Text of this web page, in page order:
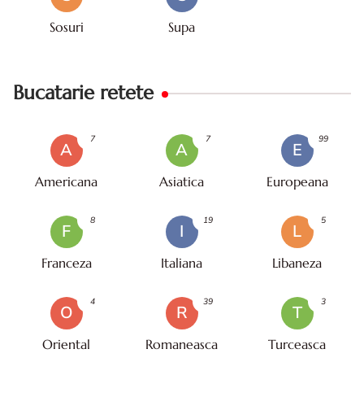
Sosuri Supa
Bucatarie retete
A
Americana
7
A
Asiatica
7
E
Europeana
99
F
Franceza
8
I
Italiana
19
L
Libaneza
5
O
Oriental
4
R
Romaneasca
39
T
Turceasca
3